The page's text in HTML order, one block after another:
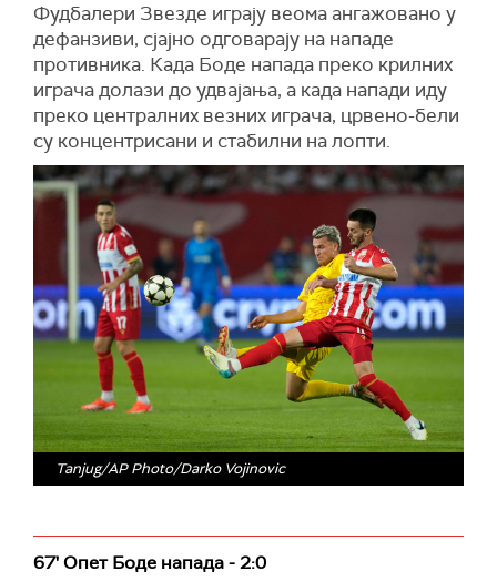
Фудбалери Звезде играју веома ангажовано у
дефанзиви, сјајно одговарају на нападе
противника. Када Боде напада преко крилних
играча долази до удвајања, а када напади иду
преко централних везних играча, црвено-бели
су концентрисани и стабилни на лопти.
Tanjug/AP Photo/Darko Vojinovic
67' Опет Боде напада - 2:0